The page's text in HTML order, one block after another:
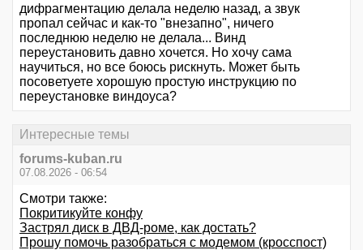
дифрагментацию делала неделю назад, а звук
пропал сейчас и как-то "внезапно", ничего
последнюю неделю не делала... Винд
переустановить давно хочется. Но хочу сама
научиться, но все боюсь рискнуть. Может быть
посоветуете хорошую простую инструкцию по
переустановке виндоуса?
Интересные темы
forums-kuban.ru
07.08.2026 - 06:54
Смотри также:
Покритикуйте конфу
Застрял диск в ДВД-роме, как достать?
Прошу помочь разобраться с модемом (кросспост)